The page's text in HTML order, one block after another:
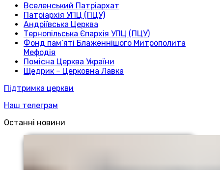
Вселенський Патріархат
Патріархія УПЦ (ПЦУ)
Андріївська Церква
Тернопільська Єпархія УПЦ (ПЦУ)
Фонд пам’яті Блаженнішого Митрополита
Мефодія
Помісна Церква України
Щедрик – Церковна Лавка
Підтримка церкви
Наш телеграм
Останні новини